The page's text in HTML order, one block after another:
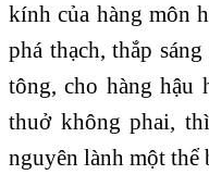
kính của hàng môn
phá thạch, thắp
tông, cho hàng hậu
thuở không phai,
nguyên lành một thể